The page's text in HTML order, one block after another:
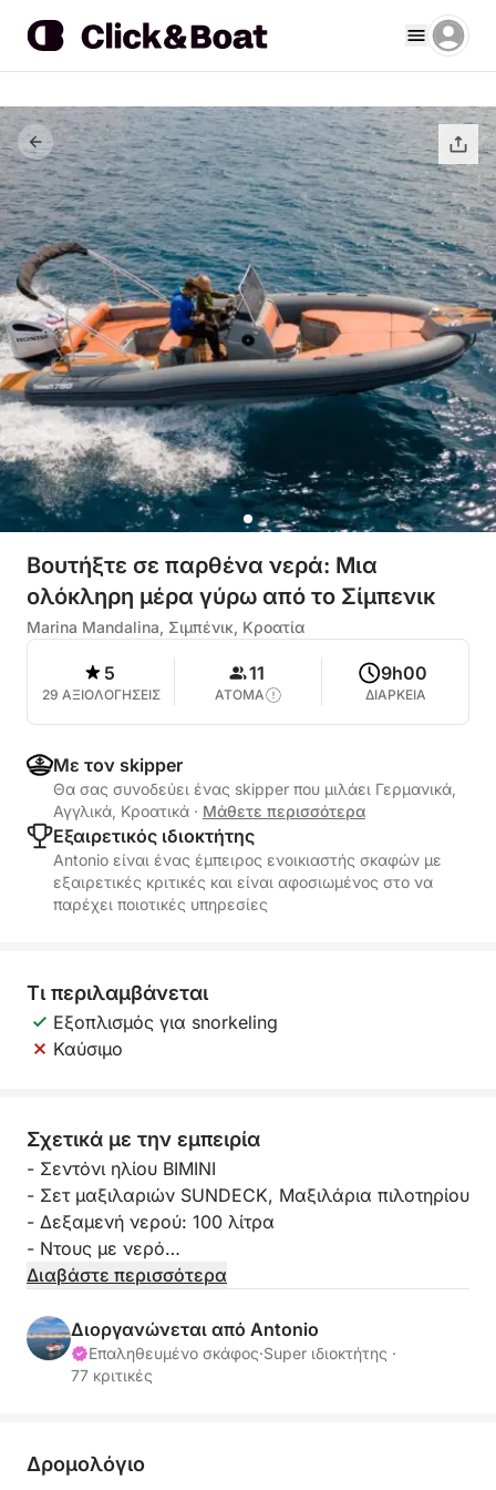
Βουτήξτε σε παρθένα νερά: Μια
ολόκληρη μέρα γύρω από το Σίμπενικ
Marina Mandalina, Σιμπένικ, Κροατία
5
29 ΑΞΙΟΛΟΓΗΣΕΙΣ
11
ΑΤΟΜΑ
9h00
ΔΙΑΡΚΕΙΑ
Με τον skipper
Θα σας συνοδεύει ένας skipper που μιλάει Γερμανικά,
Αγγλικά, Κροατικά · Μάθετε περισσότερα
Εξαιρετικός ιδιοκτήτης
Antonio είναι ένας έμπειρος ενοικιαστής σκαφών με
εξαιρετικές κριτικές και είναι αφοσιωμένος στο να
παρέχει ποιοτικές υπηρεσίες
Τι περιλαμβάνεται
Εξοπλισμός για snorkeling
Καύσιμο
Σχετικά με την εμπειρία
- Σεντόνι ηλίου BIMINI
- Σετ μαξιλαριών SUNDECK, Μαξιλάρια πιλοτηρίου
- Δεξαμενή νερού: 100 λίτρα
- Ντους με νερό
- GPS Ploter/Fishfinder-Sonder - Lowrance 9
- Υδραυλικό τιμόνι,
- Πρίζα 12V
- Σκάλα κολύμβησης,
πλοίο,
Διαβάστε περισσότερα
Διοργανώνεται από Antonio
Επαληθευμένο σκάφος·Super ιδιοκτήτης ·
77 κριτικές
Δρομολόγιο